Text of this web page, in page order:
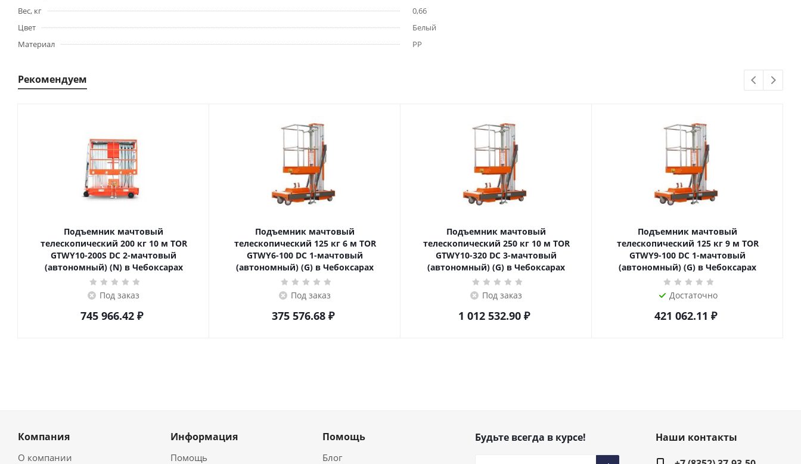
Вес, кг
0,66
Цвет
Белый
Материал
РР
Рекомендуем
Подъемник мачтовый
телескопический 200 кг 10 м TOR
GTWY10-200S DC 2-мачтовый
(автономный) (N) в Чебоксарах
Под заказ
745 966.42₽
Подъемник мачтовый
телескопический 125 кг 6 м TOR
GTWY6-100 DC 1-мачтовый
(автономный) (G) в Чебоксарах
Под заказ
375 576.68₽
Подъемник мачтовый
телескопический 250 кг 10 м TOR
GTWY10-320 DC 3-мачтовый
(автономный) (G) в Чебоксарах
Под заказ
1 012 532.90 ₽
Подъемник мачтовый
телескопический 125 кг 9 м TOR
GTWY9-100 DC 1-мачтовый
(автономный) (G) в Чебоксарах
Достаточно
421 062.11 ₽
Компания
О компании
Информация
Помощь
Помощь
Блог
Будьте всегда в курсе!
Наши контакты